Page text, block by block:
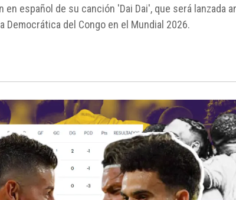
en español de su canción 'Dai Dai', que será lanzada
Democrática del Congo en el Mundial 2026.